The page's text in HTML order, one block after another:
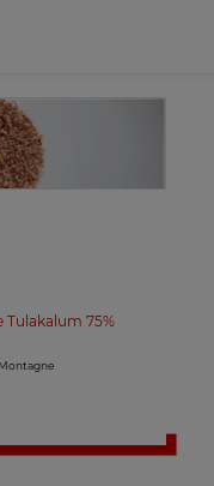
Collection
75%